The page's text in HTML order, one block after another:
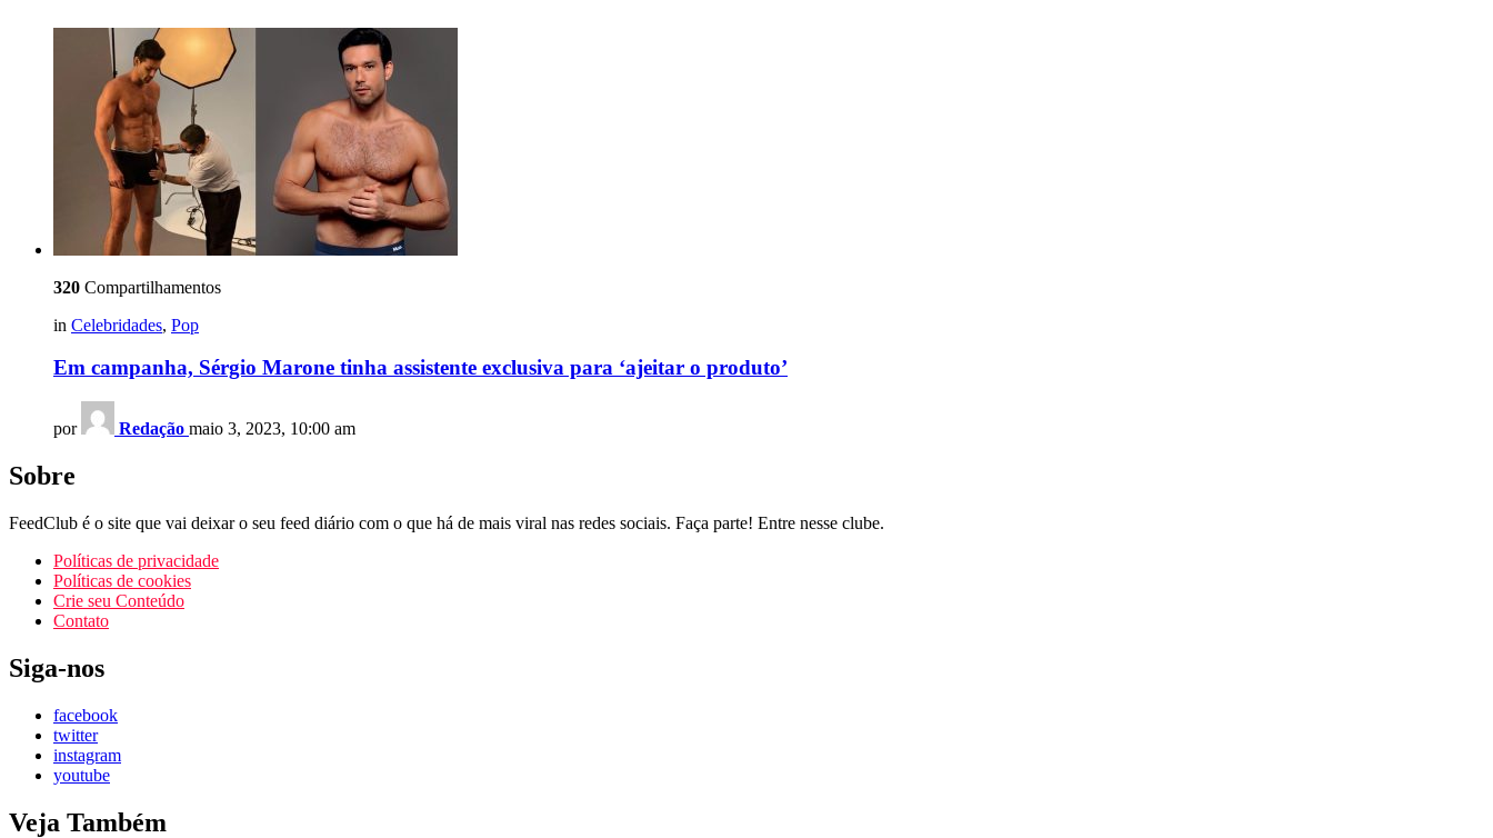
320 Compartilhamentos
in Celebridades, Pop
Em campanha, Sérgio Marone tinha assistente exclusiva para ‘ajeitar o produto’
por Redação maio 3, 2023, 10:00 am
Sobre
FeedClub é o site que vai deixar o seu feed diário com o que há de mais viral nas redes sociais. Faça parte! Entre nesse clube.
Políticas de privacidade
Políticas de cookies
Crie seu Conteúdo
Contato
Siga-nos
facebook
twitter
instagram
youtube
Veja Também